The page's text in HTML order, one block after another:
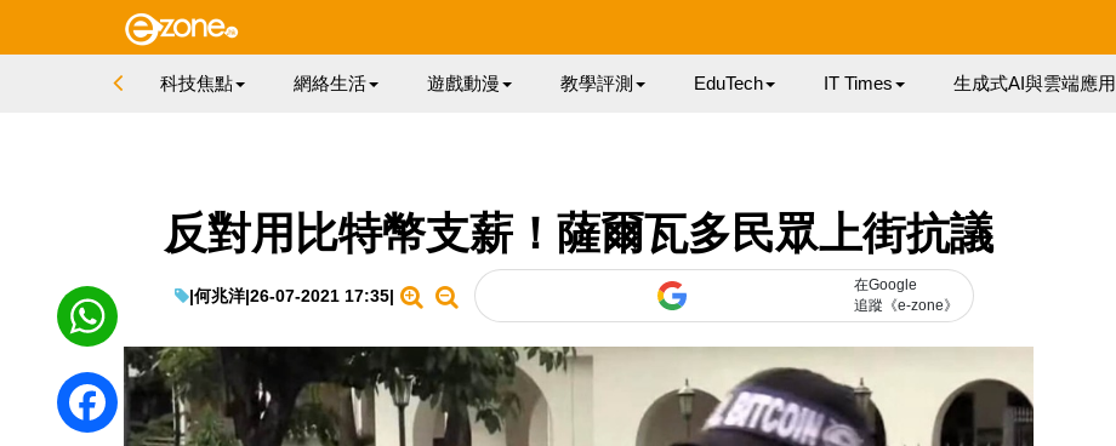
科技焦點 網絡生活 遊戲動漫 教學評測 EduTech IT Times 生成式AI與雲端應用
反對用比特幣支薪！薩爾瓦多民眾上街抗議
|何兆洋|26-07-2021 17:35|
在Google
追蹤《e-zone》
WhatsApp